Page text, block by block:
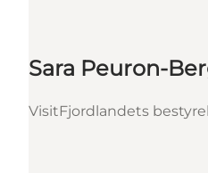
Sara Peuron-
VisitFjordlandets